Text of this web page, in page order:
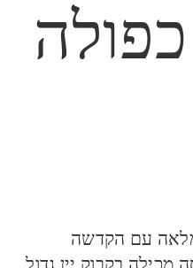
עם הקדשה